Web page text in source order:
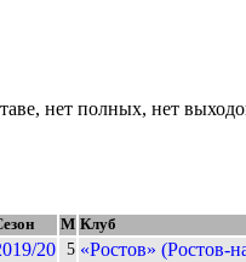
нет полных, нет
М Клуб
20 5 «Ростов» (Ростов-